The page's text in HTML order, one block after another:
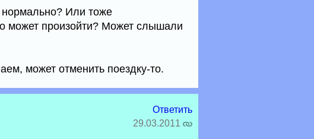
нормально? Или тоже
может произойти? Может слышали
может отменить поездку-то.
Ответить
29.03.2011